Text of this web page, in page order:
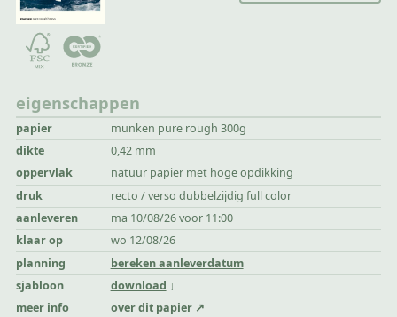
eigenschappen
papier
munken pure rough 300g
dikte
0,42 mm
oppervlak
natuur papier met hoge opdikking
druk
recto / verso dubbelzijdig full color
aanleveren
ma 10/08/26 voor 11:00
klaar op
wo 12/08/26
planning
bereken aanleverdatum
sjabloon
download
meer info
over dit papier